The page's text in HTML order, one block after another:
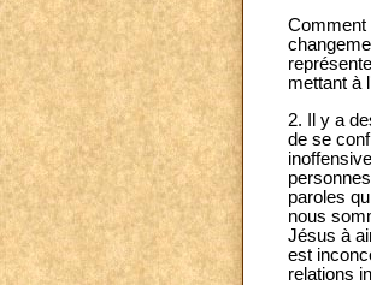
Comment
mettant à
2. Il y a
de se
paroles
nous
Jésus à
est
relations